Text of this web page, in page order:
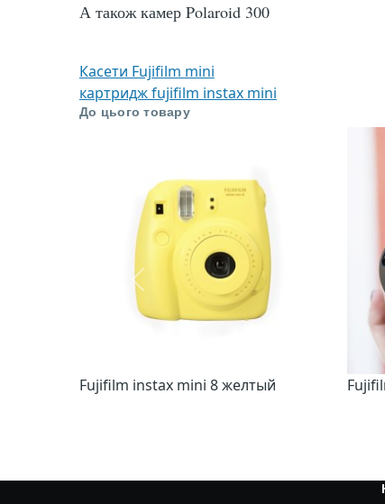
А також камер Polaroid 300
Касети Fujifilm mini
картридж fujifilm instax mini
До цього товару
Fujifilm instax mini 8 желтый
Попередній